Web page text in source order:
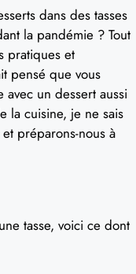
dans des tasses
la pandémie ? Tout
pratiques et
pensé que vous
un dessert aussi
la cuisine, je ne sais
préparons-nous à
tasse, voici ce dont